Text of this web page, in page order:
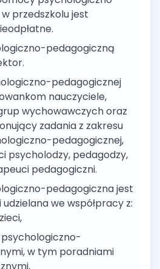
przedszkolu jest
pedagogiczną
pedagogicznej
nauczyciele,
wychowawczych oraz
zadania z zakresu
pedagogicznej,
psycholodzy, pedagodzy,
pedagogiczni.
pedagogiczna jest
we współpracy z:
w tym poradniami